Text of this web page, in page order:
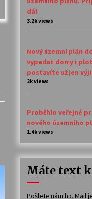
dál
3.2k views
Nový územní plán
vypadat domy i
postavíte už jen
2k views
Proběhlo veřejné
nového územního
1.4k views
Máte text
Pošlete nám ho. Mail je